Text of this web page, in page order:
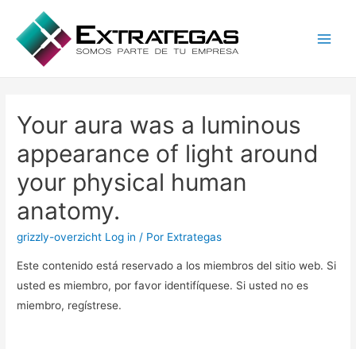
Your aura was a luminous
appearance of light around
your physical human
anatomy.
grizzly-overzicht Log in / Por Extrategas
Este contenido está reservado a los miembros del sitio web. Si
usted es miembro, por favor identifíquese. Si usted no es
miembro, regístrese.